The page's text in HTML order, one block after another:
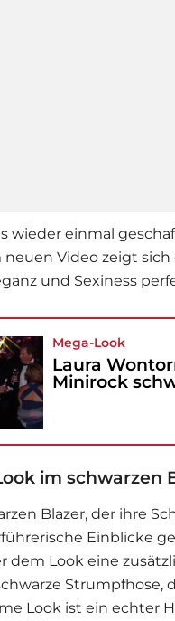
wieder einmal
Video zeigt
und Sexiness
Mega-Look
Laura
Minirock
im schwarzen
Blazer, der ihre
Einblicke
dem Look eine
Strumpfhose,
Look ist ein echter